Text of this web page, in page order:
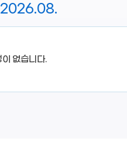
2026.08.